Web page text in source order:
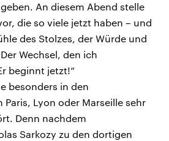
An diesem Abend stelle
die so viele jetzt haben – und
des Stolzes, der Würde und
Wechsel, den ich
beginnt jetzt!“
besonders in den
Lyon oder Marseille sehr
Denn nachdem
Sarkozy zu den dortigen